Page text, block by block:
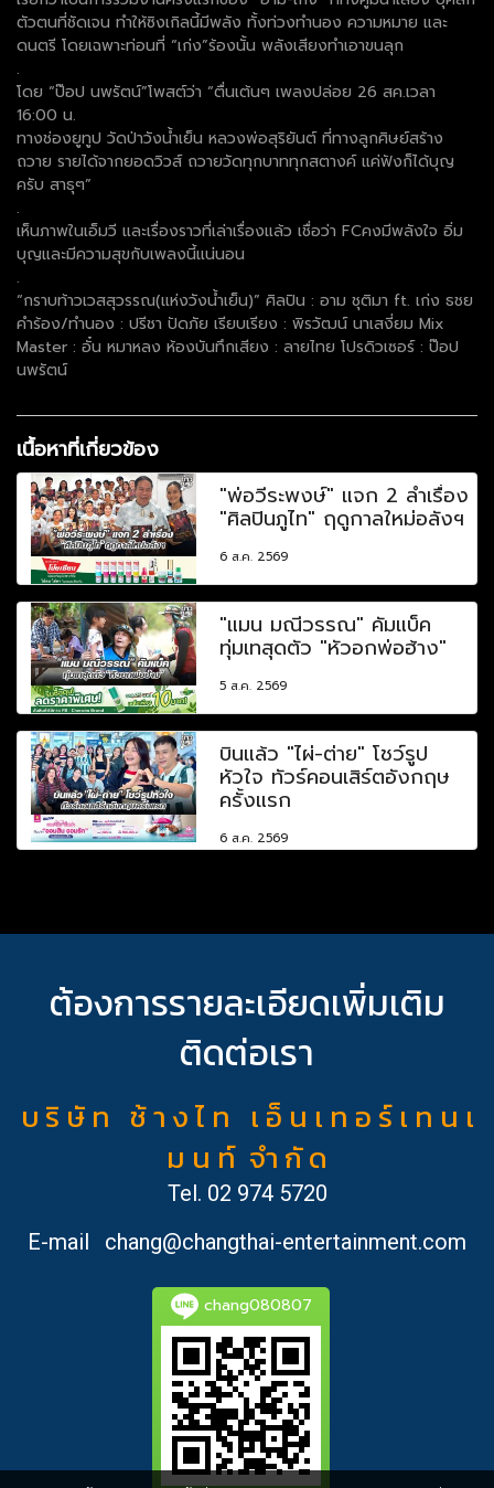
ตัวตนที่ชัดเจน ทำให้ซิงเกิลนี้มีพลัง ทั้งท่วงทำนอง ความหมาย และ
ดนตรี โดยเฉพาะท่อนที่ “เก่ง”ร้องนั้น พลังเสียงทำเอาขนลุก
.
โดย “ป๊อป นพรัตน์”โพสต์ว่า “ตื่นเต้นๆ เพลงปล่อย 26 สค.เวลา
16:00 น.
ทางช่องยูทูป วัดป่าวังน้ำเย็น หลวงพ่อสุริยันต์ ที่ทางลูกศิษย์สร้าง
ถวาย รายได้จากยอดวิวส์ ถวายวัดทุกบาททุกสตางค์ แค่ฟังก็ได้บุญ
ครับ สาธุๆ”
.
เห็นภาพในเอ็มวี และเรื่องราวที่เล่าเรื่องแล้ว เชื่อว่า FCคงมีพลังใจ อิ่ม
บุญและมีความสุขกับเพลงนี้แน่นอน
.
“กราบท้าวเวสสุวรรณ(แห่งวังน้ำเย็น)” ศิลปิน : อาม ชุติมา ft. เก่ง ธชย
คำร้อง/ทำนอง : ปรีชา ปัดภัย เรียบเรียง : พิรวัฒน์ นาเสงี่ยม Mix
Master : อั๋น หมาหลง ห้องบันทึกเสียง : ลายไทย โปรดิวเซอร์ : ป๊อป
นพรัตน์
เนื้อหาที่เกี่ยวข้อง
"พ่อวีระพงษ์" แจก 2 ลำเรื่อง
"ศิลปินภูไท" ฤดูกาลใหม่อลังฯ
6 ส.ค. 2569
"แมน มณีวรรณ" คัมแบ็ค
ทุ่มเทสุดตัว "หัวอกพ่อฮ้าง"
5 ส.ค. 2569
บินแล้ว "ไผ่-ต่าย" โชว์รูป
หัวใจ ทัวร์คอนเสิร์ตอังกฤษ
ครั้งแรก
6 ส.ค. 2569
ต้องการรายละเอียดเพิ่มเติม
ติดต่อเรา
บ ริ ษั ท ช้ า ง ไ ท เ อ็ น เ ท อ ร์ เ ท น เ
ม น ท์ จำ กั ด
Tel. 02 974 5720
E-mail
chang@changthai-entertainment.com
chang080807